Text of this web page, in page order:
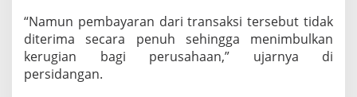
a
“Namun pembayaran dari transaksi tersebut tidak
diterima secara penuh sehingga menimbulkan
kerugian bagi perusahaan,” ujarnya di
persidangan.